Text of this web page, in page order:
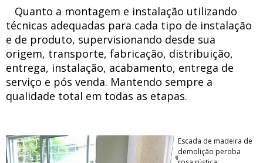
Quanto a montagem e instalação utilizando
técnicas adequadas para cada tipo de instalação
e de produto, supervisionando desde sua
origem, transporte, fabricação, distribuição,
entrega, instalação, acabamento, entrega de
serviço e pós venda. Mantendo sempre a
qualidade total em todas as etapas.
Escada de madeira de
demolição peroba